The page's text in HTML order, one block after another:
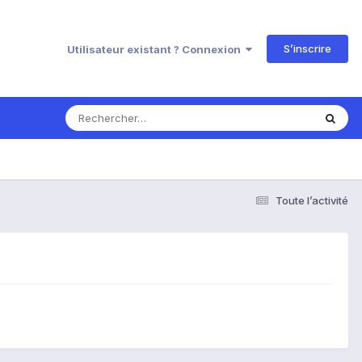
Utilisateur existant ? Connexion S’inscrire
Toute l’activité